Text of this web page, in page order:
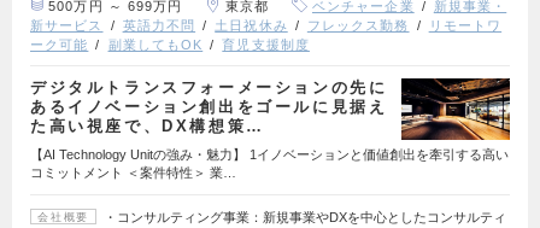
500万円 ～ 699万円 東京都 ベンチャー企業
新規事業・
新サービス
英語力不問 土日祝休み フレックス勤務
リモートワ
ーク可能
副業してもOK 育児支援制度
デジタルトランスフォーメーションの先に
あるイノベーション創出をゴールに見据え
た高い視座で、DX構想策…
【AI Technology Unitの強み・魅力】 1イノベーションと価値創出を牽引する高い
コミットメント ＜案件特性＞ 業…
会社概要
・コンサルティング事業：新規事業やDXを中心としたコンサルティ